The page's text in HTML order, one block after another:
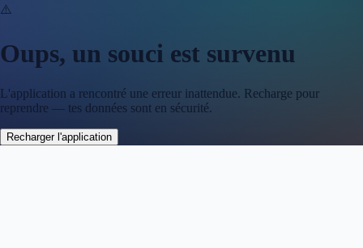
⚠️
Oups, un souci est survenu
L'application a rencontré une erreur inattendue. Recharge pour
reprendre — tes données sont en sécurité.
Recharger l'application